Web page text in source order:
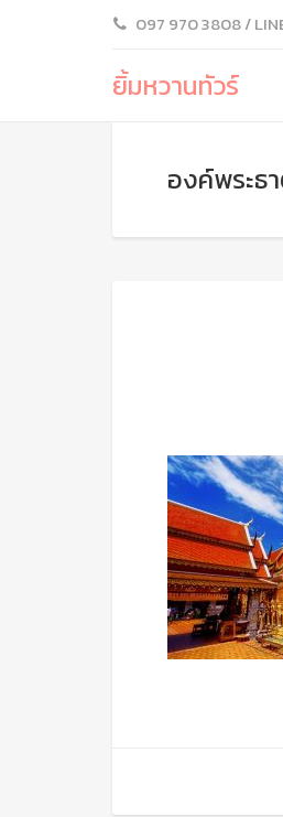
097 970 3808 /
ยิ้มหวานทัวร์
องค์พระธ